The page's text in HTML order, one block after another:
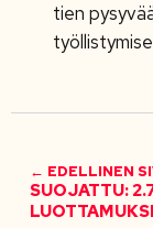
tien
← EDELLINEN
SUOJATTU: